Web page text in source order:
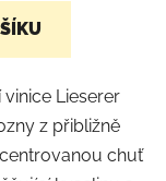
vinice Lieserer
z přibližně
chuť